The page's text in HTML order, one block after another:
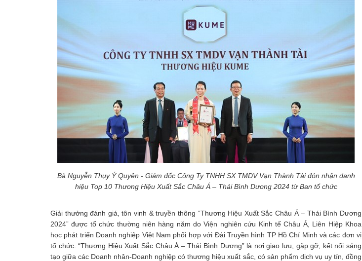
Bà Nguyễn Thụy Ý Quyên - Giám đốc Công Ty TNHH SX TMDV Vạn Thành Tài đón nhận danh
hiệu Top 10 Thương Hiệu Xuất Sắc Châu Á – Thái Bình Dương 2024 từ Ban tổ chức
Giải thưởng đánh giá, tôn vinh & truyền thông “Thương Hiệu Xuất Sắc Châu Á – Thái Bình Dương
2024” được tổ chức thường niên hàng năm do Viện nghiên cứu Kinh tế Châu Á, Liên Hiệp Khoa
học phát triển Doanh nghiệp Việt Nam phối hợp với Đài Truyền hình TP Hồ Chí Minh và các đơn vị
tổ chức. “Thương Hiệu Xuất Sắc Châu Á – Thái Bình Dương” là nơi giao lưu, gặp gỡ, kết nối sáng
tạo giữa các Doanh nhân-Doanh nghiệp có thương hiệu xuất sắc, có sản phẩm dịch vụ uy tín, đồng